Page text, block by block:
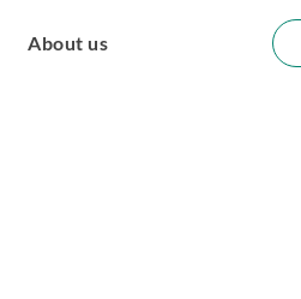
About us